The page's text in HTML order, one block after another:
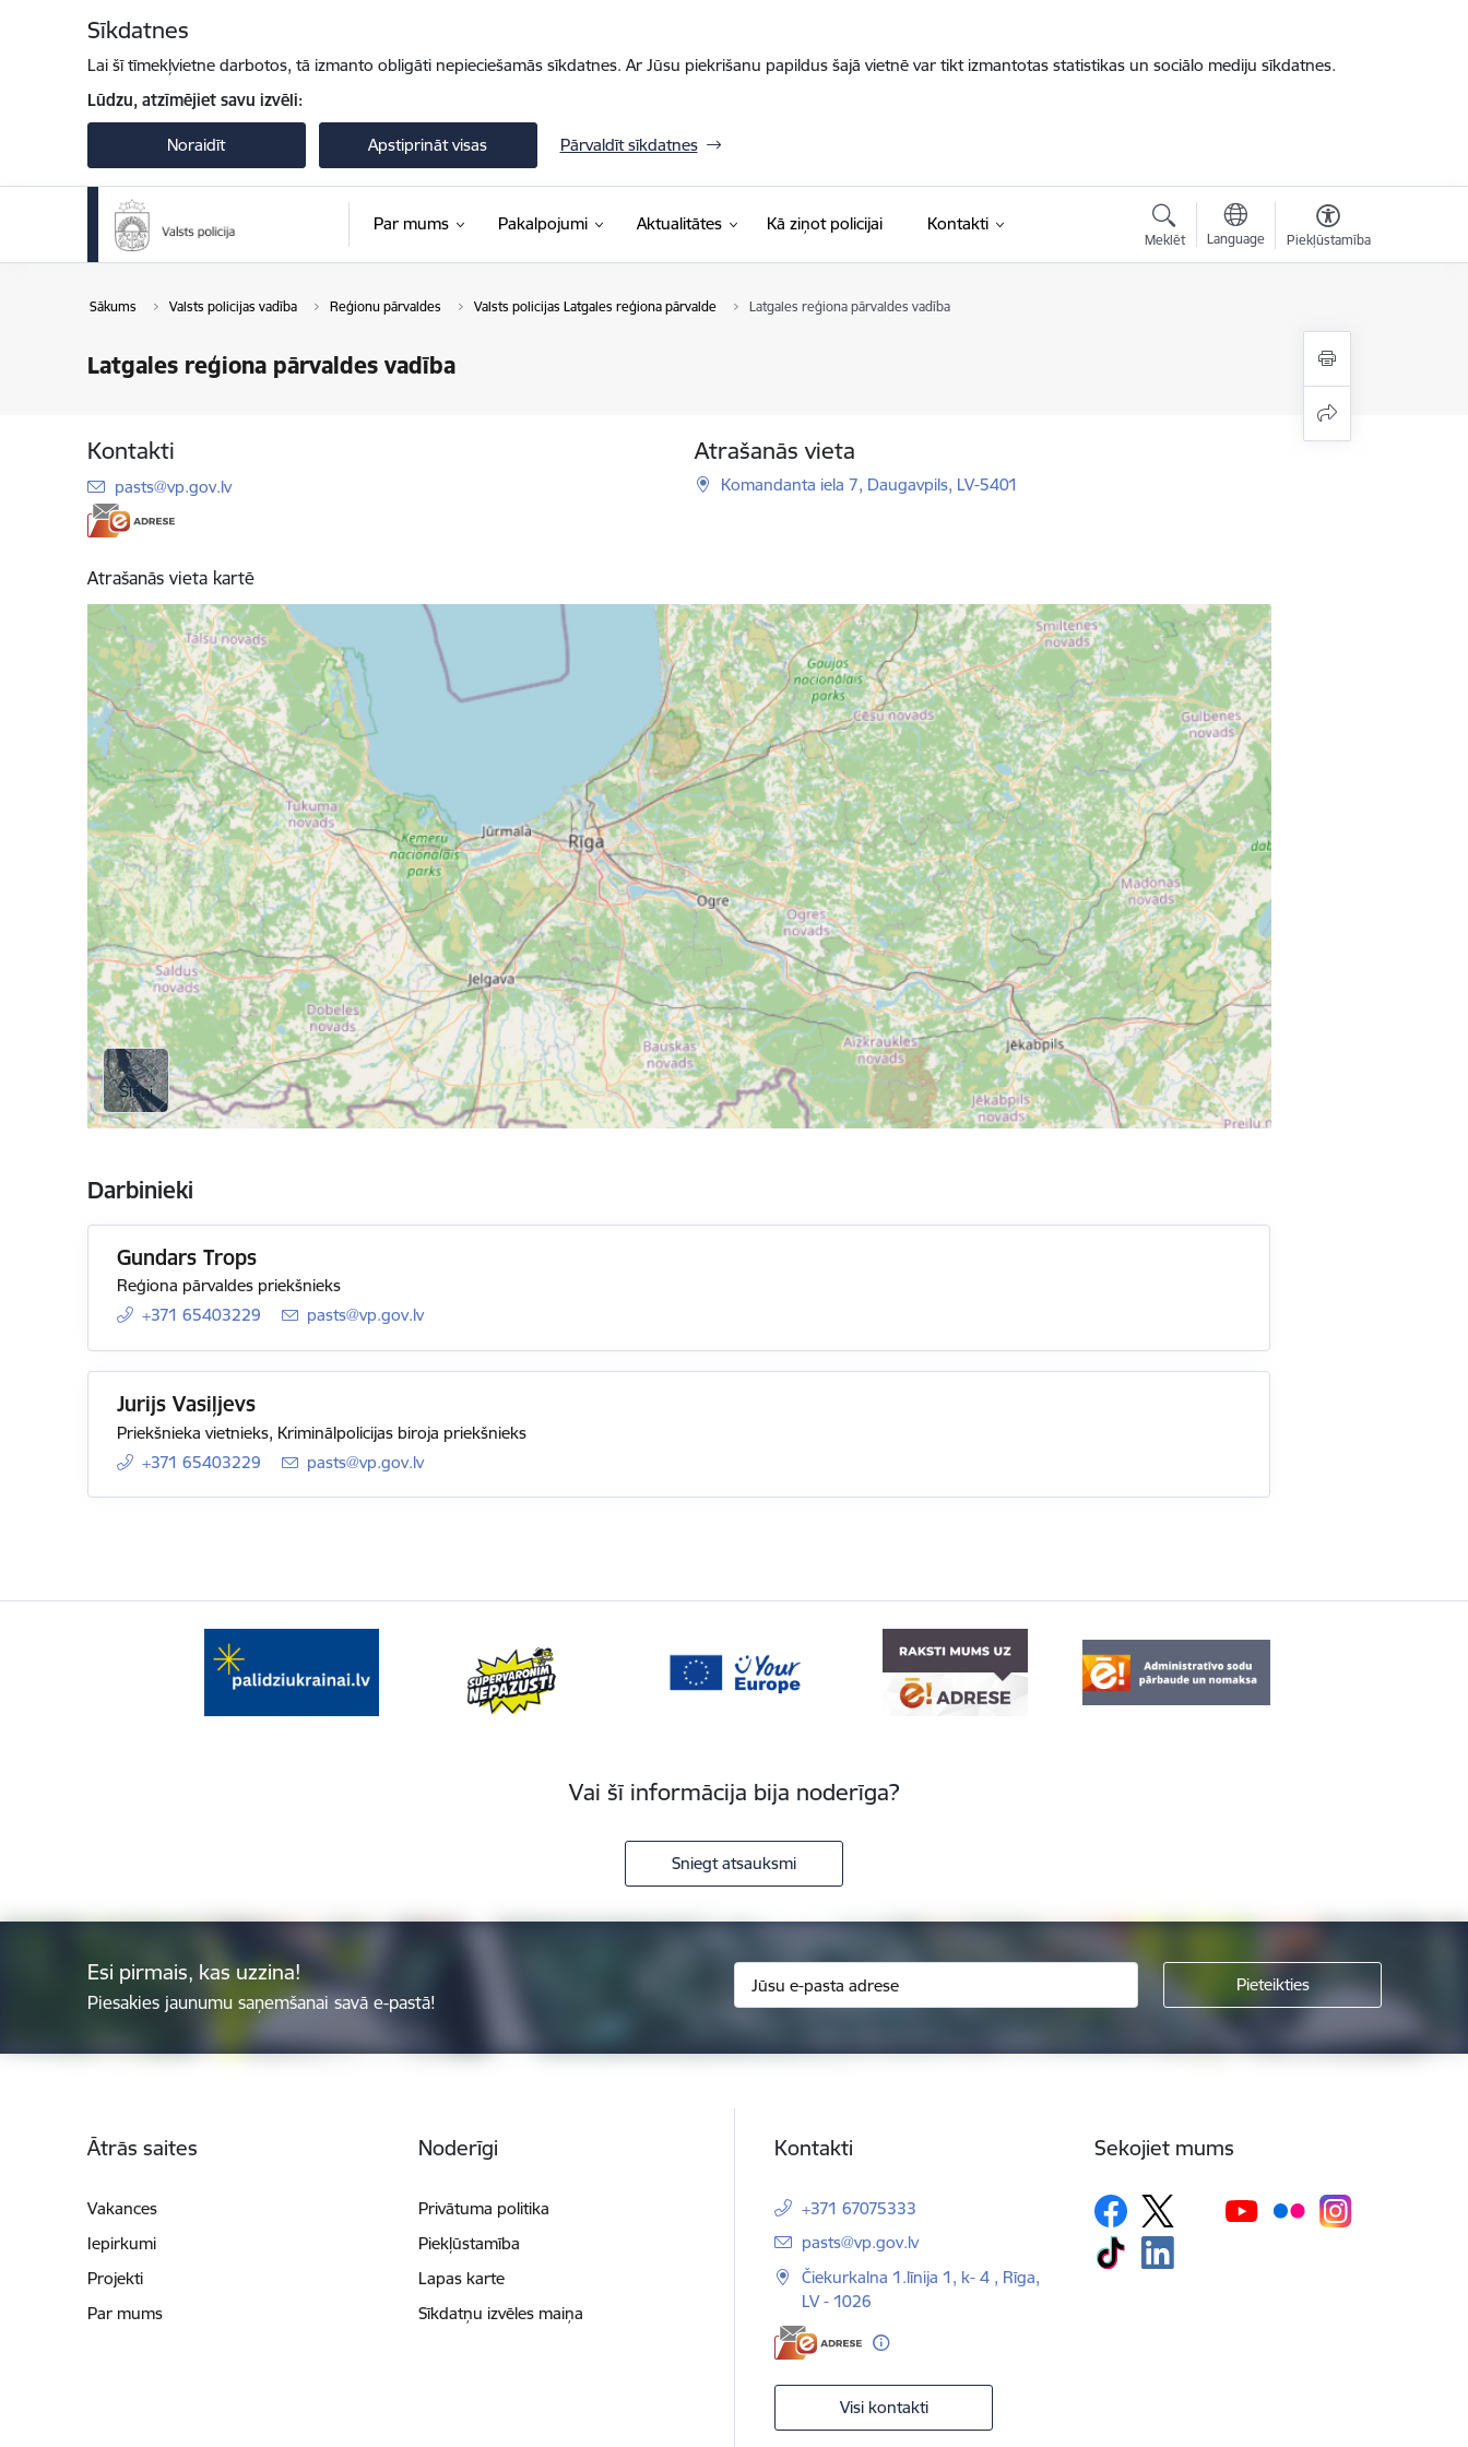
Sīkdatnes
Lai šī tīmekļvietne darbotos, tā izmanto obligāti nepieciešamās sīkdatnes. Ar Jūsu piekrišanu papildus šajā vietnē var tikt izmantotas statistikas un sociālo mediju sīkdatnes.
Lūdzu, atzīmējiet savu izvēli:
Noraidīt Apstiprināt visas Pārvaldīt sīkdatnes
Par mums Pakalpojumi Aktualitātes Kā ziņot policijai Kontakti
Meklēt Language Piekļūstamība
Sākums Valsts policijas vadība Reģionu pārvaldes Valsts policijas Latgales reģiona pārvalde Latgales reģiona pārvaldes vadība
Latgales reģiona pārvaldes vadība
Kontakti
E-pasts:
pasts@vp.gov.lv
Atrašanās vieta
Komandanta iela 7, Daugavpils, LV-5401
Atrašanās vieta kartē
Darbinieki
Gundars Trops
Reģiona pārvaldes priekšnieks
+371 65403229
E-pasts:
pasts@vp.gov.lv
Jurijs Vasiļjevs
Priekšnieka vietnieks, Kriminālpolicijas biroja priekšnieks
+371 65403229
E-pasts:
pasts@vp.gov.lv
Vai šī informācija bija noderīga?
Sniegt atsauksmi
Esi pirmais, kas uzzina!
Piesakies jaunumu saņemšanai savā e-pastā!
Ātrās saites
Vakances
Iepirkumi
Projekti
Par mums
Noderīgi
Privātuma politika
Piekļūstamība
Lapas karte
Sīkdatņu izvēles maiņa
Kontakti
+371 67075333
E-pasts:
pasts@vp.gov.lv
Čiekurkalna 1.līnija 1, k- 4 , Rīga,
LV - 1026
Visi kontakti
Sekojiet mums